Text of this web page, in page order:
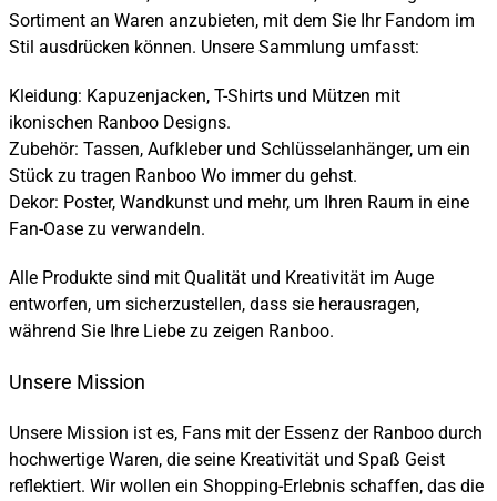
Sortiment an Waren anzubieten, mit dem Sie Ihr Fandom im
Stil ausdrücken können. Unsere Sammlung umfasst:
Kleidung: Kapuzenjacken, T-Shirts und Mützen mit
ikonischen Ranboo Designs.
Zubehör: Tassen, Aufkleber und Schlüsselanhänger, um ein
Stück zu tragen Ranboo Wo immer du gehst.
Dekor: Poster, Wandkunst und mehr, um Ihren Raum in eine
Fan-Oase zu verwandeln.
Alle Produkte sind mit Qualität und Kreativität im Auge
entworfen, um sicherzustellen, dass sie herausragen,
während Sie Ihre Liebe zu zeigen Ranboo.
Unsere Mission
Unsere Mission ist es, Fans mit der Essenz der Ranboo durch
hochwertige Waren, die seine Kreativität und Spaß Geist
reflektiert. Wir wollen ein Shopping-Erlebnis schaffen, das die